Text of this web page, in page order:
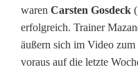
i
n
d
waren Carsten Gosdeck
erfolgreich. Trainer
äußern sich im Video
voraus auf die letzte